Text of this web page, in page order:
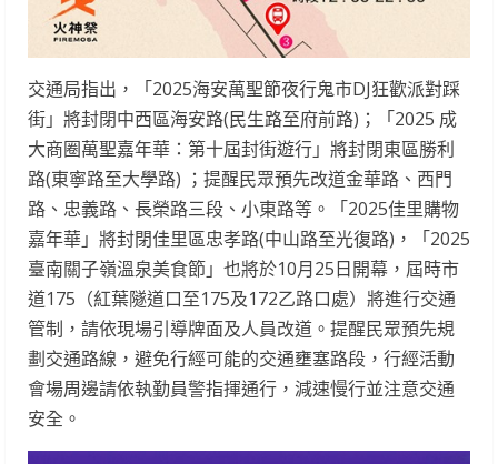
交通局指出，「2025海安萬聖節夜行鬼市DJ狂歡派對踩
街」將封閉中西區海安路(民生路至府前路)；「2025 成
大商圈萬聖嘉年華：第十屆封街遊行」將封閉東區勝利
路(東寧路至大學路) ；提醒民眾預先改道金華路、西門
路、忠義路、長榮路三段、小東路等。「2025佳里購物
嘉年華」將封閉佳里區忠孝路(中山路至光復路)，「2025
臺南關子嶺溫泉美食節」也將於10月25日開幕，屆時市
道175（紅葉隧道口至175及172乙路口處）將進行交通
管制，請依現場引導牌面及人員改道。提醒民眾預先規
劃交通路線，避免行經可能的交通壅塞路段，行經活動
會場周邊請依執勤員警指揮通行，減速慢行並注意交通
安全。